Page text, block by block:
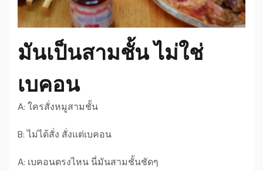
มันเป็นสามชั้น ไม่ใช่
เบคอน
A: ใครสั่งหมูสามชั้น
B: ไม่ได้สั่ง สั่งแต่เบคอน
A: เบคอนตรงไหน นี่มันสามชั้นชัดๆ